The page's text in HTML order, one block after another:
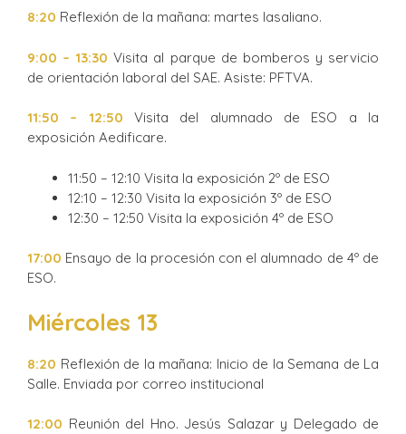
8:20 Reflexión de la mañana: martes lasaliano.
9:00 – 13:30 Visita al parque de bomberos y servicio
de orientación laboral del SAE. Asiste: PFTVA.
11:50 – 12:50 Visita del alumnado de ESO a la
exposición Aedificare.
11:50 – 12:10 Visita la exposición 2º de ESO
12:10 – 12:30 Visita la exposición 3º de ESO
12:30 – 12:50 Visita la exposición 4º de ESO
17:00 Ensayo de la procesión con el alumnado de 4º de
ESO.
Miércoles 13
8:20 Reflexión de la mañana: Inicio de la Semana de La
Salle. Enviada por correo institucional
12:00 Reunión del Hno. Jesús Salazar y Delegado de